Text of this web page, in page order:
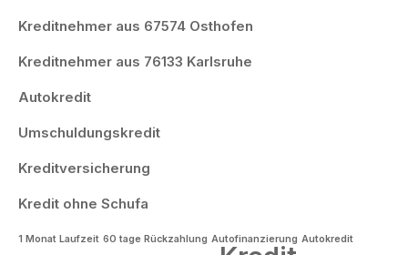
Kreditnehmer aus 67574 Osthofen
Kreditnehmer aus 76133 Karlsruhe
Autokredit
Umschuldungskredit
Kreditversicherung
Kredit ohne Schufa
1 Monat Laufzeit 60 tage Rückzahlung Autofinanzierung Autokredit